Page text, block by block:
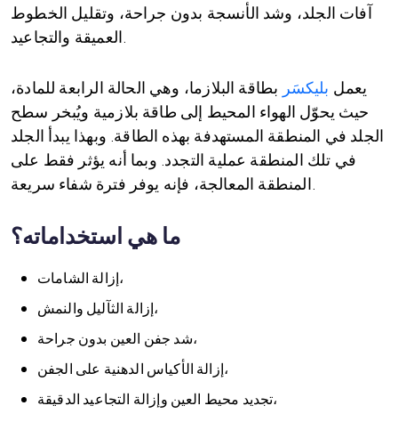
آفات الجلد، وشد الأنسجة بدون جراحة، وتقليل الخطوط
يعمل بليكسَر بطاقة البلازما، وهي الحالة الرابعة للمادة،
حيث يحوّل الهواء المحيط إلى طاقة بلازمية ويُبخر سطح
الجلد في المنطقة المستهدفة بهذه الطاقة. وبهذا يبدأ الجلد
في تلك المنطقة عملية التجدد. وبما أنه يؤثر فقط على
ما هي استخداماته؟
إزالة الشامات،
إزالة الثآليل والنمش،
شد جفن العين بدون جراحة،
إزالة الأكياس الدهنية على الجفن،
تجديد محيط العين وإزالة التجاعيد الدقيقة،